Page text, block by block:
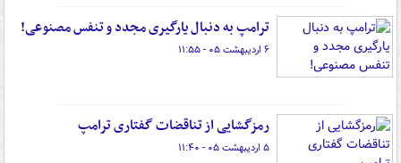
ترامپ به دنبال یارگیری مجدد و تنفس مصنوعی!
۶ اردیبهشت ۰۵ - ۱۱:۵۵
رمزگشایی از تناقضات گفتاری ترامپ
۵ اردیبهشت ۰۵ - ۱۱:۴۰